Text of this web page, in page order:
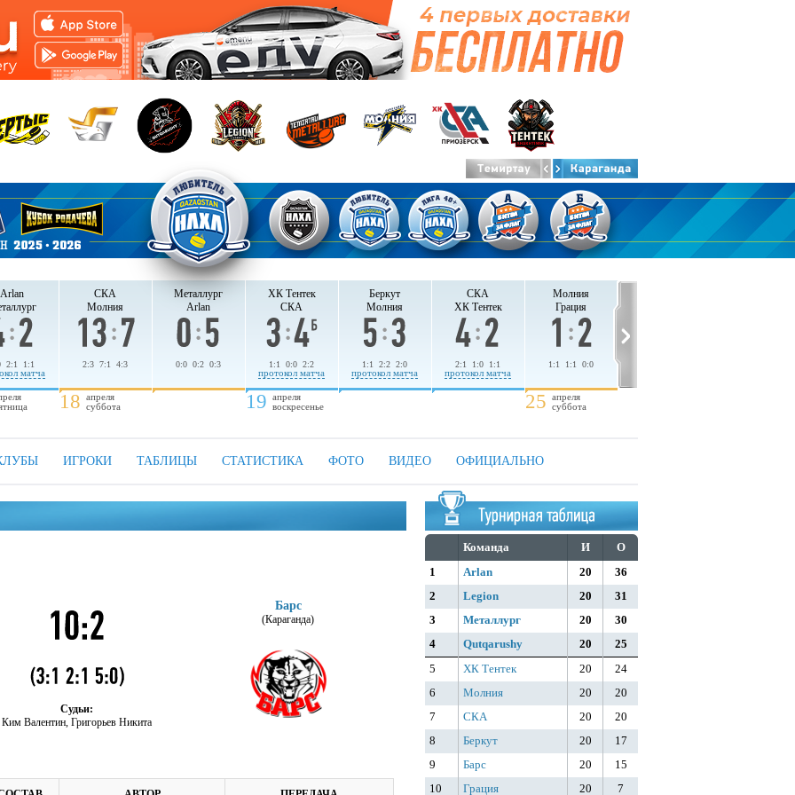
Arlan
2:1 1:1
матча
СКА
Молния
2:3 7:1 4:3
18 апреля
суббота
Металлург
Arlan
0:0 0:2 0:3
ХК Тентек
СКА
1:1 0:0 2:2
протокол матча
19 апреля
воскресенье
Беркут
Молния
1:1 2:2 2:0
протокол матча
СКА
ХК Тентек
2:1 1:0 1:1
протокол матча
Молния
Грация
1:1 1:1 0:0
25 апреля
суббота
ИГРОКИ ТАБЛИЦЫ СТАТИСТИКА ФОТО ВИДЕО ОФИЦИАЛЬНО
Судьи:
Ким Валентин, Григорьев Никита
Барс
(Караганда)
Команда И
О
1
Arlan 20
36
2
Legion 20
31
3
Металлург 20
30
4
Qutqarushy 20
25
5
ХК Тентек 20
24
6
Молния 20
20
7
СКА 20
20
8
Беркут 20
17
9
Барс 20
15
10
Грация 20
7